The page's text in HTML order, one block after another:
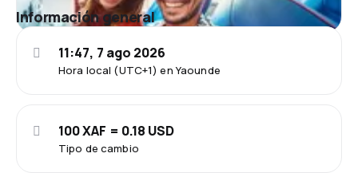
Información general
Hora local (UTC+1) en Yaounde
11:47, 7 ago 2026
Tipo de cambio
100 XAF = 0.18 USD